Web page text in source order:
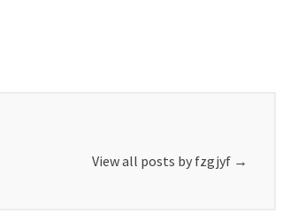
View all posts by fzgjyf →